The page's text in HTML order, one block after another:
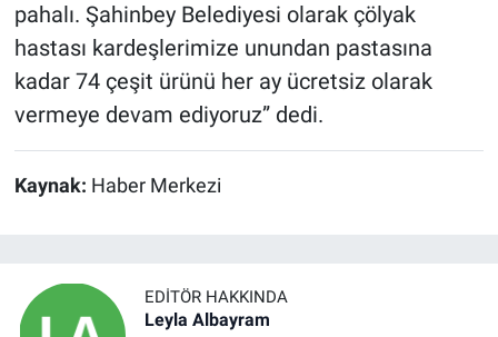
pahalı. Şahinbey Belediyesi olarak çölyak
hastası kardeşlerimize unundan pastasına
kadar 74 çeşit ürünü her ay ücretsiz olarak
vermeye devam ediyoruz” dedi.
Kaynak: Haber Merkezi
EDITÖR HAKKINDA
Leyla Albayram